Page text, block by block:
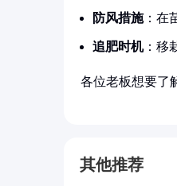
防风措施：在
追肥时机：移
各位老板想要了
其他推荐